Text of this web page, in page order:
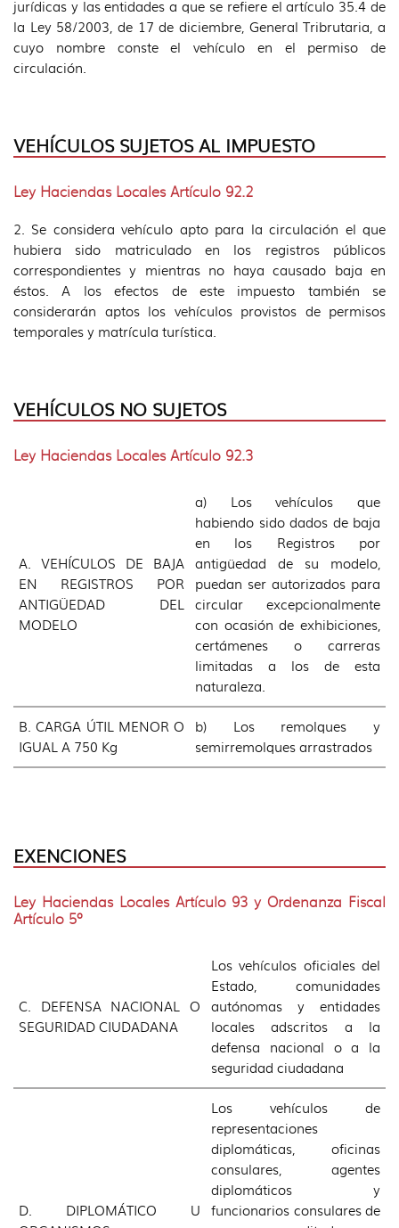
jurídicas y las entidades a que se refiere el artículo 35.4 de
la Ley 58/2003, de 17 de diciembre, General Tribrutaria, a
cuyo nombre conste el vehículo en el permiso de
circulación.
VEHÍCULOS SUJETOS AL IMPUESTO
Ley Haciendas Locales Artículo 92.2
2. Se considera vehículo apto para la circulación el que
hubiera sido matriculado en los registros públicos
correspondientes y mientras no haya causado baja en
éstos. A los efectos de este impuesto también se
considerarán aptos los vehículos provistos de permisos
temporales y matrícula turística.
VEHÍCULOS NO SUJETOS
Ley Haciendas Locales Artículo 92.3
A. VEHÍCULOS DE BAJA
EN REGISTROS POR
ANTIGÜEDAD DEL
MODELO
a) Los vehículos que
habiendo sido dados de baja
en los Registros por
antigüedad de su modelo,
puedan ser autorizados para
circular excepcionalmente
con ocasión de exhibiciones,
certámenes o carreras
limitadas a los de esta
naturaleza.
B. CARGA ÚTIL MENOR O
IGUAL A 750 Kg
b) Los remolques y
semirremolques arrastrados
EXENCIONES
Ley Haciendas Locales Artículo 93 y Ordenanza Fiscal
Artículo 5º
C. DEFENSA NACIONAL O
SEGURIDAD CIUDADANA
Los vehículos oficiales del
Estado, comunidades
autónomas y entidades
locales adscritos a la
defensa nacional o a la
seguridad ciudadana
D. DIPLOMÁTICO U
Los vehículos de
representaciones
diplomáticas, oficinas
consulares, agentes
diplomáticos y
funcionarios consulares de